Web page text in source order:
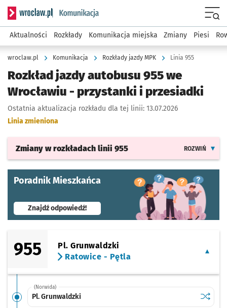
Serwis informacyjny wroclaw.pl podserwis: Komunikacja
Aktualności Rozkłady Komunikacja miejska Zmiany Piesi
wroclaw.pl Komunikacja Rozkłady jazdy MPK Linia 955
Rozkład jazdy autobusu 955 we
Wrocławiu - przystanki i przesiadki
Ostatnia aktualizacja rozkładu dla tej linii: 13.07.2026
Linia zmieniona
Zmiany w rozkładach linii 955 ROZWIŃ
Poradnik Mieszkańca
Znajdź odpowiedź!- otworzy się w nowej karcie
955
Pl. Grunwaldzki
Ratowice - Pętla
(Norwida)
Pl. Grunwaldzki